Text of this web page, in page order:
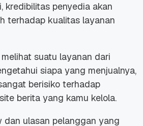
kredibilitas penyedia akan
terhadap kualitas layanan
suatu layanan dari
siapa yang menjualnya,
berisiko terhadap
berita yang kamu kelola.
dan ulasan pelanggan yang